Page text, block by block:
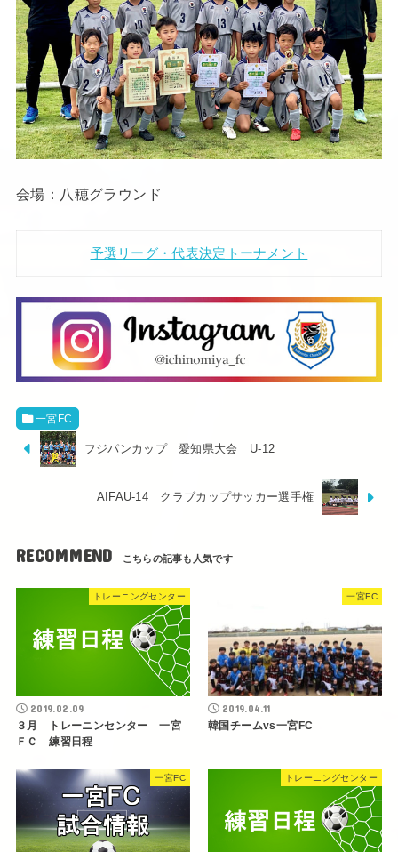
会場：八穂グラウンド
予選リーグ・代表決定トーナメント
一宮FC
フジパンカップ 愛知県大会 U-12
AIFAU-14 クラブカップサッカー選手権
RECOMMEND
トレーニングセンター
2019.02.09
３月 トレーニンセンター 一宮
ＦＣ 練習日程
一宮FC
2019.04.11
韓国チームvs一宮FC
一宮FC トレーニングセンター